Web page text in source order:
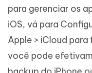
para gerenciar os
iOS, vá para
Apple > iCloud
você pode